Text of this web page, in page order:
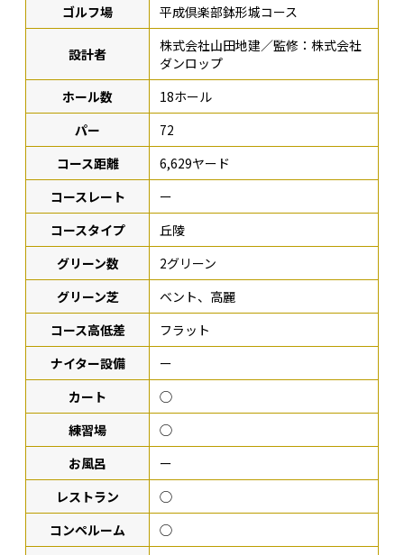
ゴルフ場 平成倶楽部鉢形城コース
設計者
株式会社山田地建／監修：株式会社
ダンロップ
ホール数
18ホール
パー
72
コース距離
6,629ヤード
コースレート
ー
コースタイプ
丘陵
グリーン数
2グリーン
グリーン芝
ベント、高麗
コース高低差
フラット
ナイター設備
ー
カート
◯
練習場
◯
お風呂
ー
レストラン
◯
コンペルーム
◯